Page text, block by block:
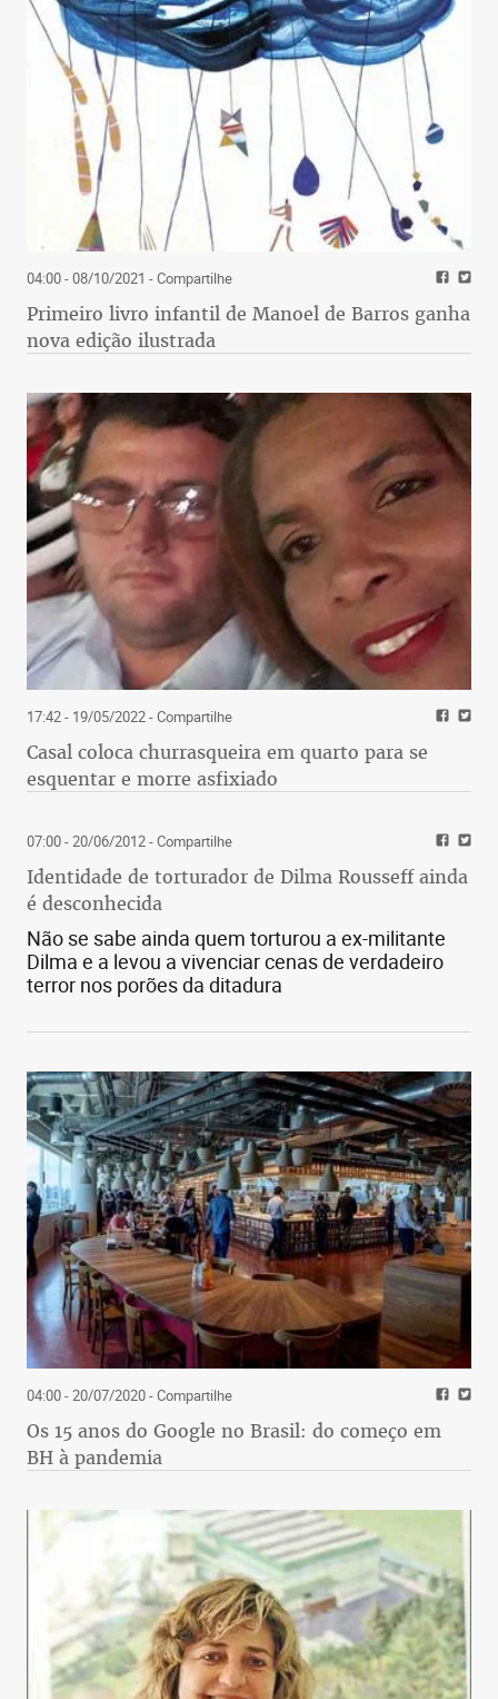
04:00 - 08/10/2021 - Compartilhe
Primeiro livro infantil de Manoel de Barros ganha
nova edição ilustrada
17:42 - 19/05/2022- Compartilhe
Casal coloca churrasqueira em quarto para se
esquentar e morre asfixiado
07:00 - 20/06/2012- Compartilhe
Identidade de torturador de Dilma Rousseff ainda
é desconhecida
Não se sabe ainda quem torturou a ex-militante
Dilma e a levou a vivenciar cenas de verdadeiro
terror nos porões da ditadura
04:00 - 20/07/2020- Compartilhe
Os 15 anos do Google no Brasil: do começo em
BH à pandemia